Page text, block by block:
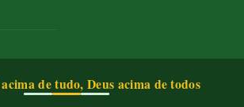
de tudo, Deus acima de todos